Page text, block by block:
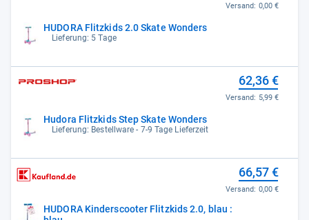
HUDORA Flitzkids 2.0 Skate Wonders
Lieferung: 5 Tage
Versand: 0,00 €
Hudora Flitzkids Step Skate Wonders
Lieferung: Bestellware - 7-9 Tage Lieferzeit
62,36 €
Versand: 5,99 €
HUDORA Kinderscooter Flitzkids 2.0, blau :
66,57 €
Versand: 0,00 €